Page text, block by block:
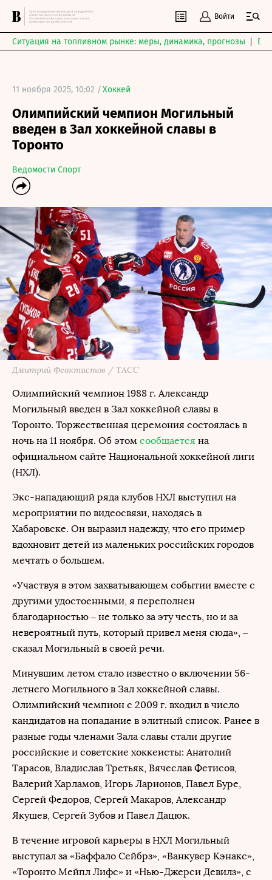
Войти
Ситуация на топливном рынке: меры, динамика, прогнозы
11 ноября 2025, 10:02 /Хоккей
Олимпийский чемпион Могильный
введен в Зал хоккейной славы в
Торонто
Ведомости Спорт
Дмитрий Феоктистов / ТАСС
Олимпийский чемпион 1988 г. Александр
Могильный введен в Зал хоккейной славы в
Торонто. Торжественная церемония состоялась в
ночь на 11 ноября. Об этом сообщается на
официальном сайте Национальной хоккейной лиги
(НХЛ).
Экс-нападающий ряда клубов НХЛ выступил на
мероприятии по видеосвязи, находясь в
Хабаровске. Он выразил надежду, что его пример
вдохновит детей из маленьких российских городов
мечтать о большем.
«Участвуя в этом захватывающем событии вместе с
другими удостоенными, я переполнен
благодарностью – не только за эту честь, но и за
невероятный путь, который привел меня сюда», –
сказал Могильный в своей речи.
Минувшим летом стало известно о включении 56-
летнего Могильного в Зал хоккейной славы.
Олимпийский чемпион с 2009 г. входил в число
кандидатов на попадание в элитный список. Ранее в
разные годы членами Зала славы стали другие
российские и советские хоккеисты: Анатолий
Тарасов, Владислав Третьяк, Вячеслав Фетисов,
Валерий Харламов, Игорь Ларионов, Павел Буре,
Сергей Федоров, Сергей Макаров, Александр
Якушев, Сергей Зубов и Павел Дацюк.
В течение игровой карьеры в НХЛ Могильный
выступал за «Баффало Сейбрз», «Ванкувер Кэнакс»,
«Торонто Мейпл Лифс» и «Нью-Джерси Девилз», с